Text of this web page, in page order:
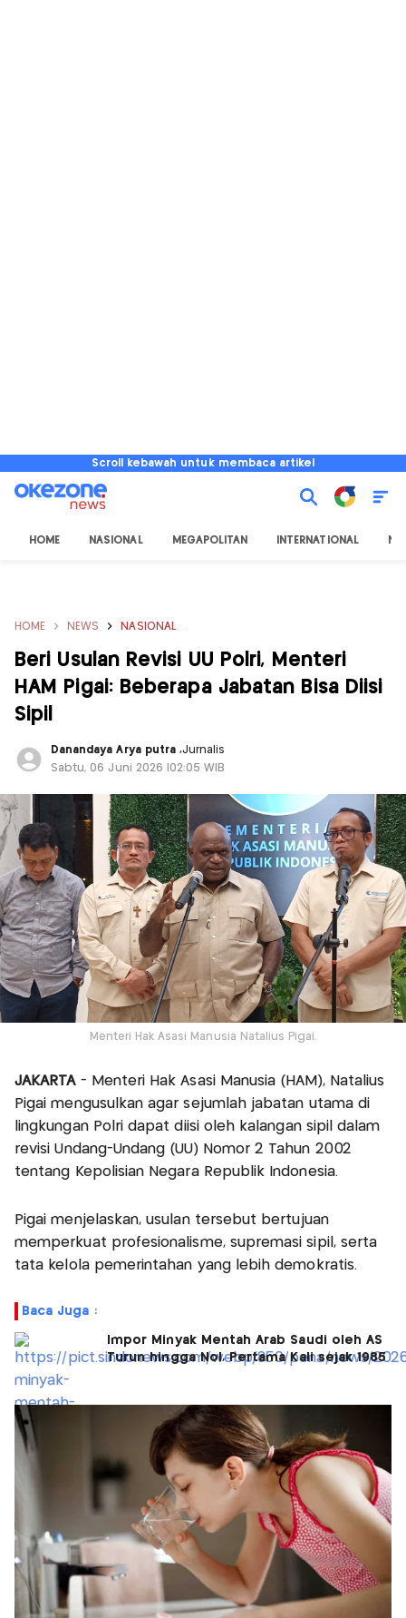
Scroll kebawah untuk membaca artikel
HOME NASIONAL MEGAPOLITAN INTERNATIONAL
HOME NEWS NASIONAL
Beri Usulan Revisi UU Polri, Menteri
HAM Pigai: Beberapa Jabatan Bisa Diisi
Sipil
Danandaya Arya putra,Jurnalis
Sabtu, 06 Juni 2026 |02:05 WIB
Menteri Hak Asasi Manusia Natalius Pigai.
JAKARTA - Menteri Hak Asasi Manusia (HAM), Natalius
Pigai mengusulkan agar sejumlah jabatan utama di
lingkungan Polri dapat diisi oleh kalangan sipil dalam
revisi Undang-Undang (UU) Nomor 2 Tahun 2002
tentang Kepolisian Negara Republik Indonesia.
Pigai menjelaskan, usulan tersebut bertujuan
memperkuat profesionalisme, supremasi sipil, serta
tata kelola pemerintahan yang lebih demokratis.
Baca Juga :
Impor Minyak Mentah Arab Saudi oleh AS
Turun hingga Nol, Pertama Kali sejak 1985